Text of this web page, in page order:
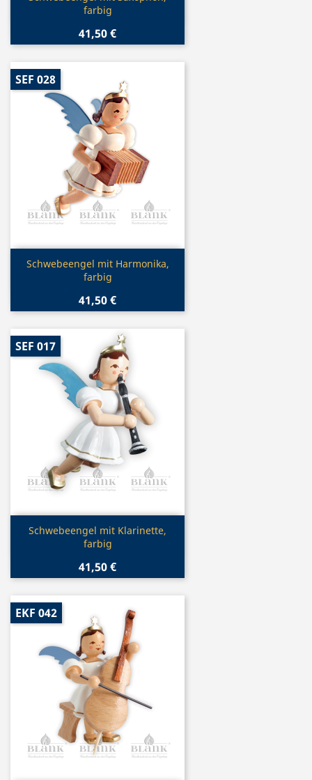
farbig
41,50 €
Vorschau
Schwebeengel mit Harmonika,
farbig
41,50 €
SEF 028
Vorschau
Schwebeengel mit Klarinette,
farbig
41,50 €
SEF 017
EKF 042